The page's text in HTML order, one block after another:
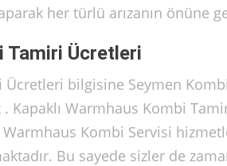
her türlü arızanın önüne
Tamiri Ücretleri
Ücretleri bilgisine Seymen
Kapaklı Warmhaus Kombi
Kombi Servisi
Bu sayede sizler de